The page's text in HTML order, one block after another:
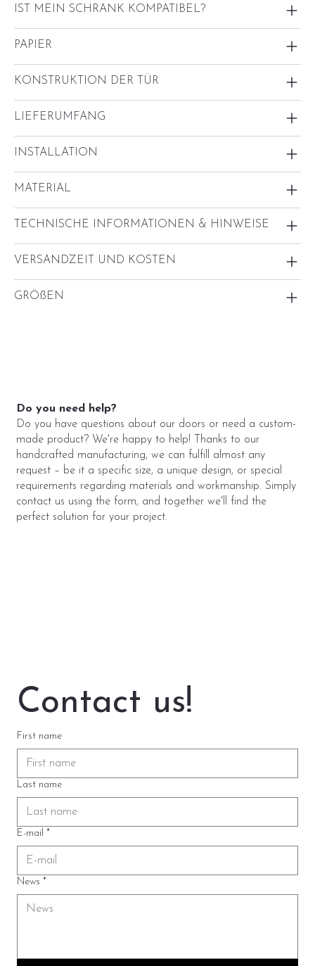
IST MEIN SCHRANK KOMPATIBEL?
PAPIER
KONSTRUKTION DER TÜR
LIEFERUMFANG
INSTALLATION
MATERIAL
TECHNISCHE INFORMATIONEN & HINWEISE
VERSANDZEIT UND KOSTEN
GRÖßEN
Do you need help?
Do you have questions about our doors or need a custom-
made product? We're happy to help! Thanks to our
handcrafted manufacturing, we can fulfill almost any
request – be it a specific size, a unique design, or special
requirements regarding materials and workmanship. Simply
contact us using the form, and together we'll find the
perfect solution for your project.
Contact us!
First name
Last name
E-mail *
News *